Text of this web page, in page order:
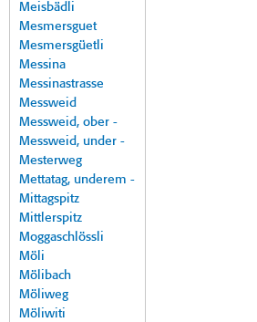
Meisbädli
Mesmersguet
Mesmersgüetli
Messina
Messinastrasse
Messweid
Messweid, ober -
Messweid, under -
Mesterweg
Mettatag, underem -
Mittagspitz
Mittlerspitz
Moggaschlössli
Möli
Mölibach
Möliweg
Möliwiti